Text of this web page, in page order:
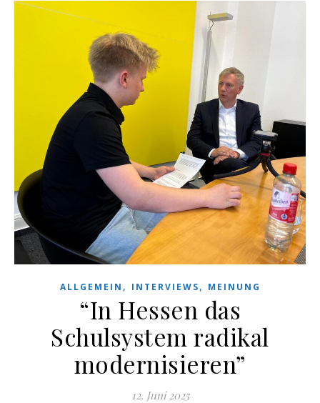
ALLGEMEIN , INTERVIEWS, MEINUNG
“In Hessen das
Schulsystem radikal
modernisieren”
12. Juni 2025